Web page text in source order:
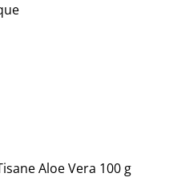
Aloe Vera 100 g